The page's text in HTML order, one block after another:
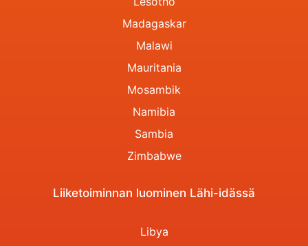
Madagaskar
Malawi
Mauritania
Mosambik
Namibia
Sambia
Zimbabwe
Liiketoiminnan luominen Lähi-idässä
Libya